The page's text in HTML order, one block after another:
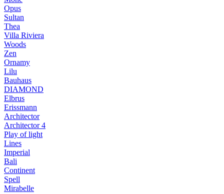
Opus
Sultan
Thea
Villa Riviera
Woods
Zen
Ornamy
Lilu
Bauhaus
DIAMOND
Elbrus
Erissmann
Architector
Architector 4
Play of light
Lines
Imperial
Bali
Continent
Spell
Mirabelle